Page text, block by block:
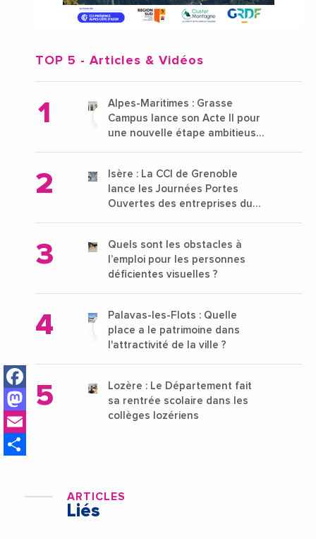
Facebook
Mastodon
TOP 5 - Articles & Vidéos
Alpes-Maritimes : Grasse
Campus lance son Acte II pour
une nouvelle étape ambitieuse
Isère : La CCI de Grenoble
lance les Journées Portes
Ouvertes des entreprises du
Quels sont les obstacles à
l’emploi pour les personnes
déficientes visuelles ?
Palavas-les-Flots : Quelle
place a le patrimoine dans
l'attractivité de la ville ?
Lozère : Le Département fait
sa rentrée scolaire dans les
collèges lozériens
ARTICLES
Liés